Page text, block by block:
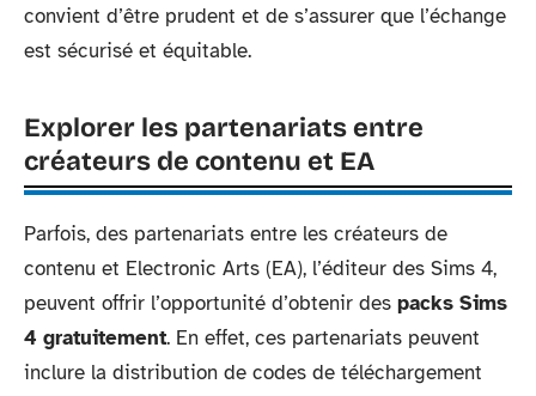
convient d’être prudent et de s’assurer que l’échange
est sécurisé et équitable.
Explorer les partenariats entre
créateurs de contenu et EA
Parfois, des partenariats entre les créateurs de
contenu et Electronic Arts (EA), l’éditeur des Sims 4,
peuvent offrir l’opportunité d’obtenir des packs Sims
4 gratuitement. En effet, ces partenariats peuvent
inclure la distribution de codes de téléchargement